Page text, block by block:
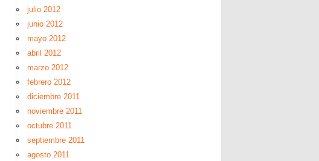
julio 2012
junio 2012
mayo 2012
abril 2012
marzo 2012
febrero 2012
diciembre 2011
noviembre 2011
octubre 2011
septiembre 2011
agosto 2011